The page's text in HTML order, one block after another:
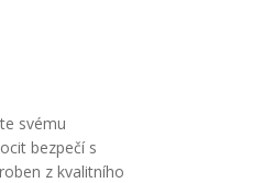
svému
bezpečí s
z kvalitního